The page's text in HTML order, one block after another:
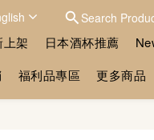
Search
上架 日本酒杯推薦
福利品專區 更多商品